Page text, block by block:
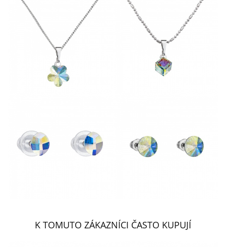
K TOMUTO ZÁKAZNÍCI ČASTO KUPUJÍ